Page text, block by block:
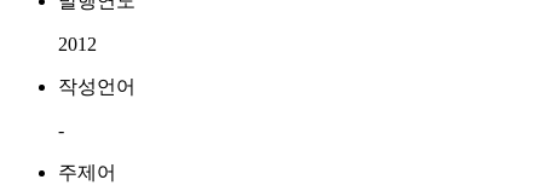
2012
작성언어
-
주제어